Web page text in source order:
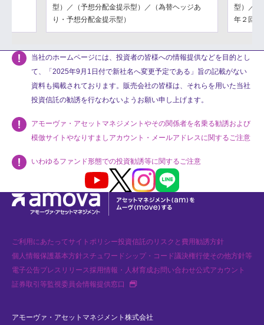
型）／（予想分配金提示型）／（為替ヘッジあ
り・予想分配金提示型）
型）／（
年２回決
当社のホームページには、投資者の皆様への情報提供などを目的とし
て、「2025年9月1日付で新社名へ変更予定である」旨の記載がない
資料も掲載されております。販売会社の皆様は、それらを用いた当社
投資信託の勧誘を行なわないようお願い申し上げます。
アモーヴァ・アセットマネジメントやその関係者を名乗る勧誘および
模倣サイトやなりすましアカウント・メールアドレスに関するご注意
いわゆるファンド形態での投資勧誘等に関するご注意
Youtube X InstagramLINE
ご利用にあたってサイトポリシー投資信託のリスクと費用勧誘方針
個人情報保護基本方針スチュワードシップ・コード議決権行使その他方針等
電子公告プレスリリース採用情報・人材育成お問い合わせ公式アカウント
証券取引等監視委員会情報提供窓口
アモーヴァ・アセットマネジメント株式会社